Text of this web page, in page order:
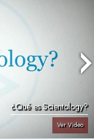
¿Qué es Scientology?
Ver Video